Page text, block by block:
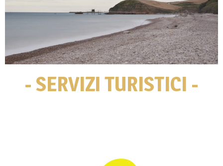
- SERVIZI TURISTICI -